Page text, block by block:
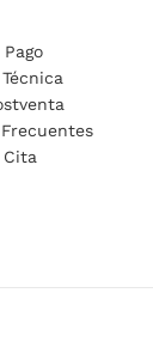
Cita